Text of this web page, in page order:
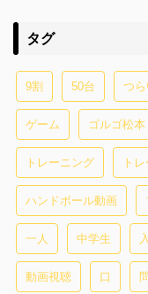
タグ
9割 50台 つ
ゲーム ゴルゴ松本
トレーニング ト
ハンドボール動画
一人 中学生
動画視聴 口